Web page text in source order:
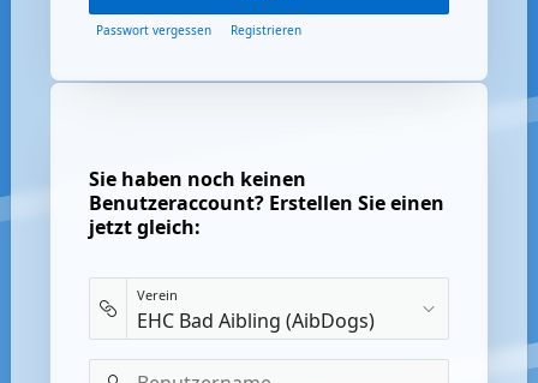
Passwort vergessen Registrieren
Sie haben noch keinen
Benutzeraccount? Erstellen Sie einen
jetzt gleich:
Verein
Benutzername